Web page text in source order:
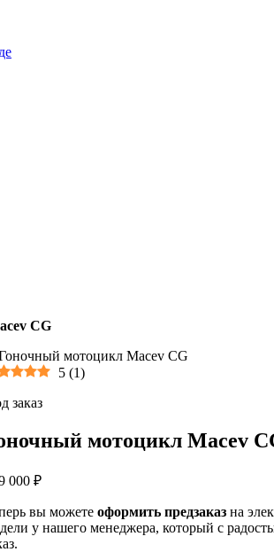
CG
5 (1)
заказ
мотоцикл Macev
000 ₽
вы можете оформить предзаказ на
у нашего менеджера, который с